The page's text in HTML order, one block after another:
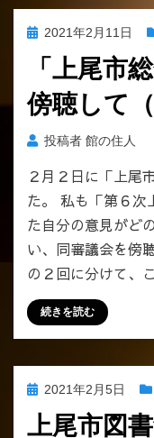
投
日:
2021年2月11日
「上尾市
傍聴して
投稿者 館の住人
２月２日に「上尾
た。 私も「第６次
た自分の意見がど
い、同審議会を傍
の２回に分けて、
続きを読む
投
日:
2021年2月5日
上尾市図